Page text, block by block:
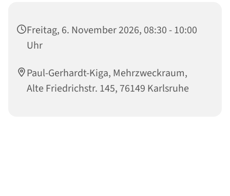
Freitag, 6. November 2026, 08:30 - 10:00
Uhr
Paul-Gerhardt-Kiga, Mehrzweckraum,
Alte Friedrichstr. 145, 76149 Karlsruhe